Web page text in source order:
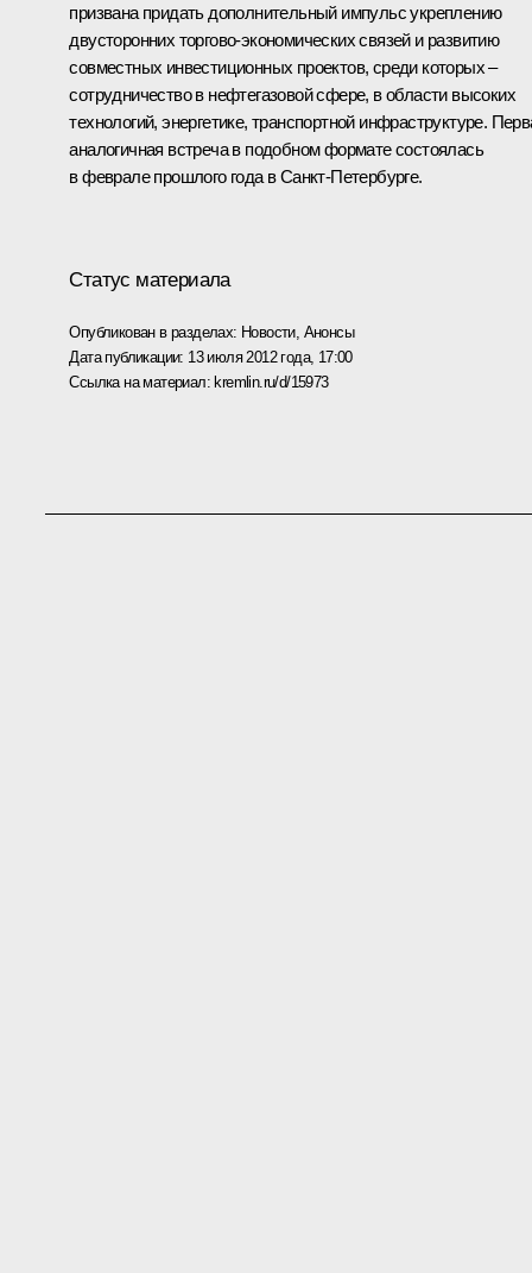
призвана придать дополнительный импульс укреплению
двусторонних торгово-экономических связей и развитию
совместных инвестиционных проектов, среди которых –
сотрудничество в нефтегазовой сфере, в области высоких
технологий, энергетике, транспортной инфраструктуре.
аналогичная встреча в подобном форматесостоялась
в феврале прошлого года в Санкт-Петербурге.
Статус материала
Опубликован в разделах: Новости, Анонсы
Дата публикации: 13 июля 2012 года, 17:00
Ссылка на материал: kremlin.ru/d/15973